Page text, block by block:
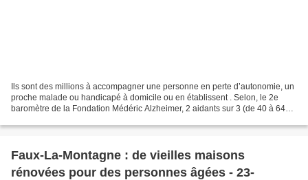
Ils sont des millions à accompagner une personne en perte d’autonomie, un
proche malade ou handicapé à domicile ou en établissent . Selon, le 2e
baromètre de la Fondation Médéric Alzheimer, 2 aidants sur 3 (de 40 à 64
Faux-La-Montagne : de vieilles maisons
rénovées pour des personnes âgées - 23-